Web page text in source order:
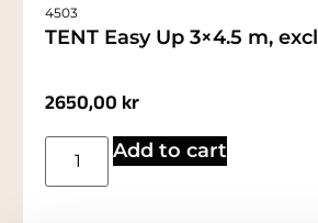
4503
TENT Easy Up 3×4.5 m,
2650,00 kr
Add to cart